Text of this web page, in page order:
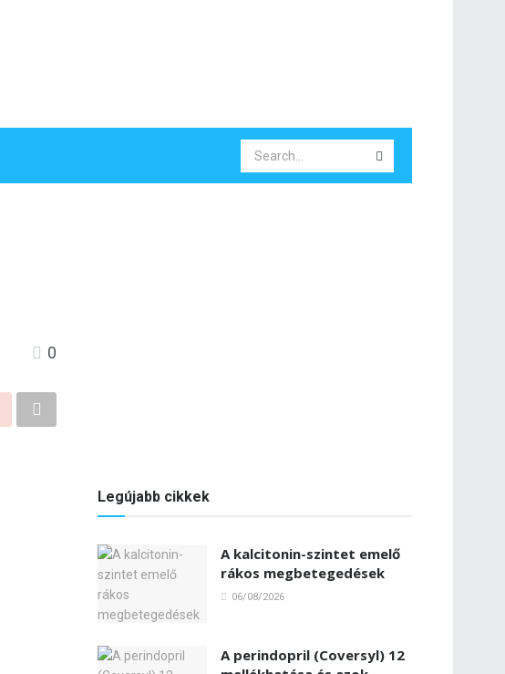
0
Legújabb cikkek
A kalcitonin-szintet emelő
rákos megbetegedések
06/08/2026
A perindopril (Coversyl) 12